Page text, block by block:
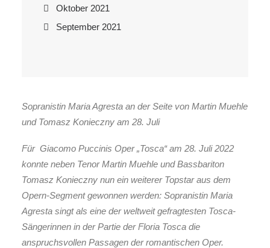
Oktober 2021
September 2021
Sopranistin Maria Agresta an der Seite von Martin Muehle
und Tomasz Konieczny am 28. Juli
Für Giacomo Puccinis Oper „Tosca“ am 28. Juli 2022
konnte neben Tenor Martin Muehle und Bassbariton
Tomasz Konieczny nun ein weiterer Topstar aus dem
Opern-Segment gewonnen werden: Sopranistin Maria
Agresta singt als eine der weltweit gefragtesten Tosca-
Sängerinnen in der Partie der Floria Tosca die
anspruchsvollen Passagen der romantischen Oper.